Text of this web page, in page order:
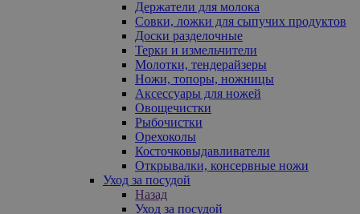
Держатели для молока
Совки, ложки для сыпучих продуктов
Доски разделочные
Терки и измельчители
Молотки, тендерайзеры
Ножи, топоры, ножницы
Аксессуары для ножей
Овощечистки
Рыбочистки
Орехоколы
Косточковыдавливатели
Открывалки, консервные ножи
Уход за посудой
Назад
Уход за посудой